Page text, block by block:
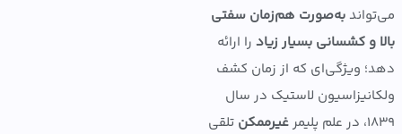
به‌صورت هم‌زمان سفتی
و کشسانی بسیار زیادرا ارائه
ویژگی‌ای که از زمان کشف
لاستیک در سال
غیرممکنتلقی